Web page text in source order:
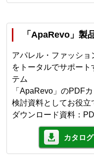
「ApaRevo」製
アパレル・ファッショ
をトータルでサポート
テム
「ApaRevo」のPDF
検討資料としてお役立
ダウンロード資料：
カタロ